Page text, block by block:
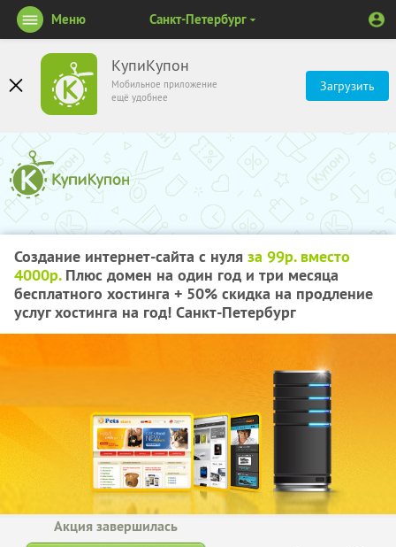
КупиКупон
Мобильное приложение
ещё удобнее
Загрузить
Меню Санкт-Петербург
Создание интернет-сайта с нуля за 99р. вместо
4000р.Плюс домен на один год и три месяца
бесплатного хостинга + 50% скидка на продление
услуг хостинга на год! Санкт-Петербург
Акция завершилась